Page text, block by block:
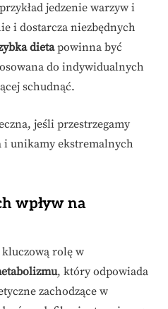
jedzenie warzyw i
i dostarcza niezbędnych
dietapowinna być
do indywidualnych
schudnąć.
jeśli przestrzegamy
i unikamy ekstremalnych
wpływ na
rolę w
, który odpowiada
zachodzące w